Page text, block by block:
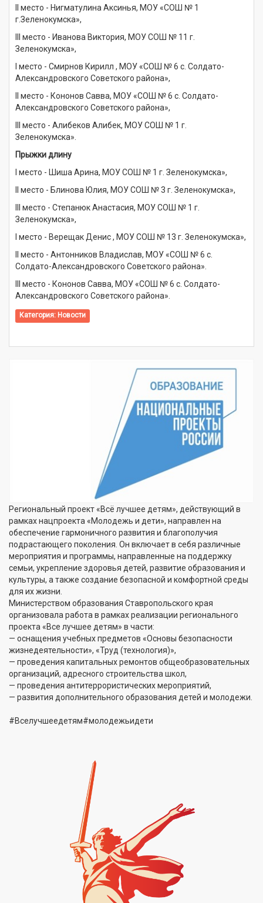
II место - Нигматулина Аксинья, МОУ «СОШ № 1
г.Зеленокумска»,
III место - Иванова Виктория, МОУ СОШ № 11 г.
Зеленокумска»,
I место - Смирнов Кирилл , МОУ «СОШ № 6 с. Солдато-
Александровского Советского района»,
II место - Кононов Савва, МОУ «СОШ № 6 с. Солдато-
Александровского Советского района»,
III место - Алибеков Алибек, МОУ СОШ № 1 г.
Зеленокумска».
Прыжки длину
I место - Шиша Арина, МОУ СОШ № 1 г. Зеленокумска»,
II место - Блинова Юлия, МОУ СОШ № 3 г. Зеленокумска»,
III место - Степанюк Анастасия, МОУ СОШ № 1 г.
Зеленокумска»,
I место - Верещак Денис , МОУ СОШ № 13 г. Зеленокумска»,
II место - Антонников Владислав, МОУ «СОШ № 6 с.
Солдато-Александровского Советского района».
III место - Кононов Савва, МОУ «СОШ № 6 с. Солдато-
Александровского Советского района».
Категория: Новости
Региональный проект «Всё лучшее детям», действующий в
рамках нацпроекта «Молодежь и дети», направлен на
обеспечение гармоничного развития и благополучия
подрастающего поколения. Он включает в себя различные
мероприятия и программы, направленные на поддержку
семьи, укрепление здоровья детей, развитие образования и
культуры, а также создание безопасной и комфортной среды
для их жизни.
Министерством образования Ставропольского края
организовала работа в рамках реализации регионального
проекта «Все лучшее детям» в части:
— оснащения учебных предметов «Основы безопасности
жизнедеятельности», «Труд (технология)»,
— проведения капитальных ремонтов общеобразовательных
организаций, адресного строительства школ,
— проведения антитеррористических мероприятий,
— развития дополнительного образования детей и молодежи.
#Вселучшеедетям#молодежьидети